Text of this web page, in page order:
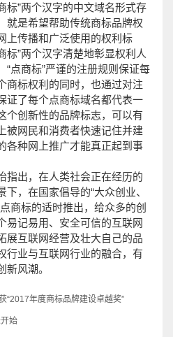
标”两个汉字的中文域名形式存
就是希望帮助传统商标品牌权
上传播和广泛使用的权利标
标”两个汉字清楚地彰显权利人
“点商标”严谨的注册规则保证每
商标权利的同时，也通过对注
证了每个点商标域名都代表一
个创新性的品牌标志，可以有
被网民和消费者快速记住并建
各种网上推广才能真正起到事
指出，在人类社会正在经历的
，在国家倡导的“大众创业、
商标的适时推出，给众多的创
易记易用、安全可信的互联网
展互联网经营及壮大自己的品
行业与互联网行业的融合，有
风潮。
“2017年度商标品牌建设卓越奖”
始